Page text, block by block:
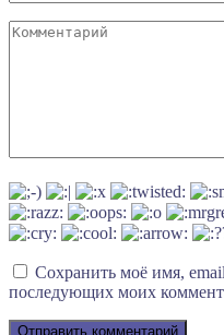
Комментарий
Сохранить моё имя,
последующих моих